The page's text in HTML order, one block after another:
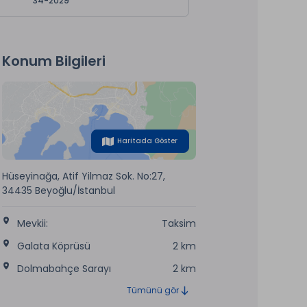
Konum Bilgileri
Haritada Göster
Hüseyinağa, Atif Yilmaz Sok. No:27,
34435 Beyoğlu/İstanbul
Mevkii:
Taksim
Galata Köprüsü
2 km
Dolmabahçe Sarayı
2 km
Tümünü gör